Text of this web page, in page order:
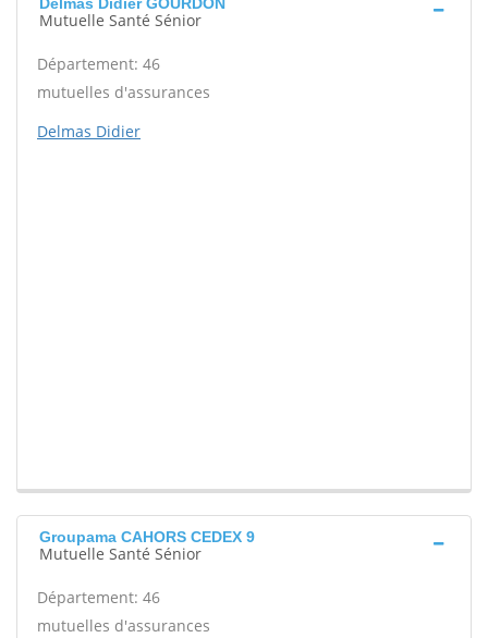
Delmas Didier GOURDON
Mutuelle Santé Sénior
Département: 46
mutuelles d'assurances
Delmas Didier
Groupama CAHORS CEDEX 9
Mutuelle Santé Sénior
Département: 46
mutuelles d'assurances